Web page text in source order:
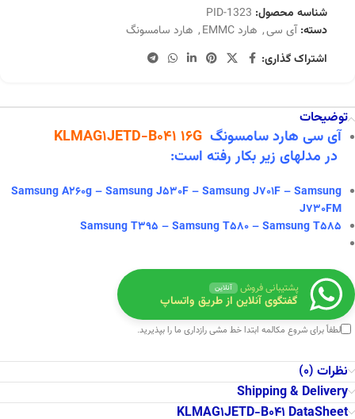
شناسه محصول: PID-1323
دسته: آی سی, هارد EMMC , هارد سامسونگ
اشتراک گذاری:
توضیحات
آی سی هارد سامسونگ KLMAG1JETD-B041 16G
درمدلهای زیر بکار رفته است:
Samsung A260g – Samsung J530F – Samsung J701F – Samsung
J730FM
Samsung T395 – Samsung T580 – Samsung T585
پشتیبانی فروش آنلاین
گفتگوی آنلاین از طریق واتساپ
لطفاً برای شروع مکالمه ابتداخط مشی رازداری ما را بپذیرید.
نظرات (0)
Shipping & Delivery
KLMAG1JETD-B041 DataSheet